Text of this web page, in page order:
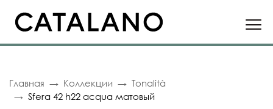
Главная Коллекции
Tonalità
Sfera 42 h22 acqua матовый